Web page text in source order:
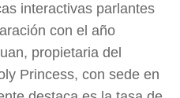
interactivas parlantes
con el año
propietaria del
Princess, con sede en